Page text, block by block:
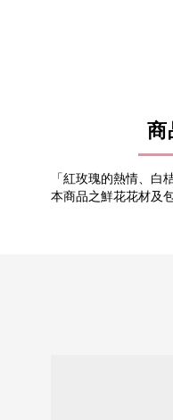
商
「紅玫瑰的熱情、白
本商品之鮮花花材及